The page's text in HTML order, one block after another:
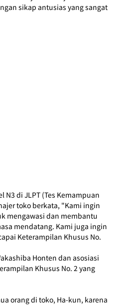
sikap antusias yang sangat
di JLPT (Tes Kemampuan
toko berkata, "Kami ingin
mengawasi dan membantu
mendatang. Kami juga ingin
Keterampilan Khusus No.
Honten dan asosiasi
Khusus No. 2 yang
orang di toko, Ha-kun, karena